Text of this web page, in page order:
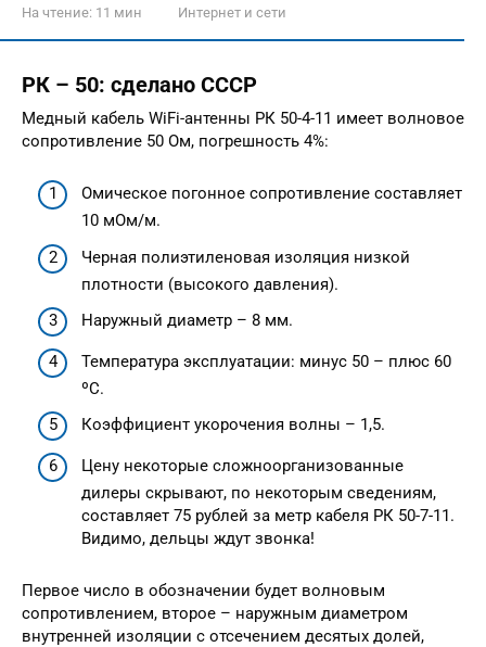
На чтение: 11 мин Интернет и сети
РК – 50: сделано СССР
Медный кабель WiFi-антенны РК 50-4-11 имеет волновое
сопротивление 50 Ом, погрешность 4%:
Омическое погонное сопротивление составляет
10 мОм/м.
Черная полиэтиленовая изоляция низкой
плотности (высокого давления).
Наружный диаметр – 8 мм.
Температура эксплуатации: минус 50 – плюс 60
ºС.
Коэффициент укорочения волны – 1,5.
Цену некоторые сложноорганизованные
дилеры скрывают, по некоторым сведениям,
составляет 75 рублей за метр кабеля РК 50-7-11.
Видимо, дельцы ждут звонка!
Первое число в обозначении будет волновым
сопротивлением, второе – наружным диаметром
внутренней изоляции с отсечением десятых долей,